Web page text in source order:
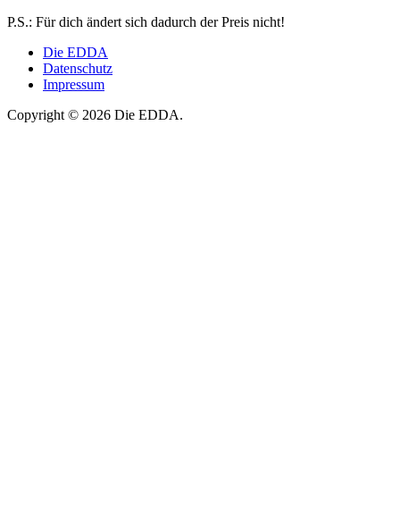
P.S.: Für dich ändert sich dadurch der Preis nicht!
Die EDDA
Datenschutz
Impressum
Copyright © 2026 Die EDDA.